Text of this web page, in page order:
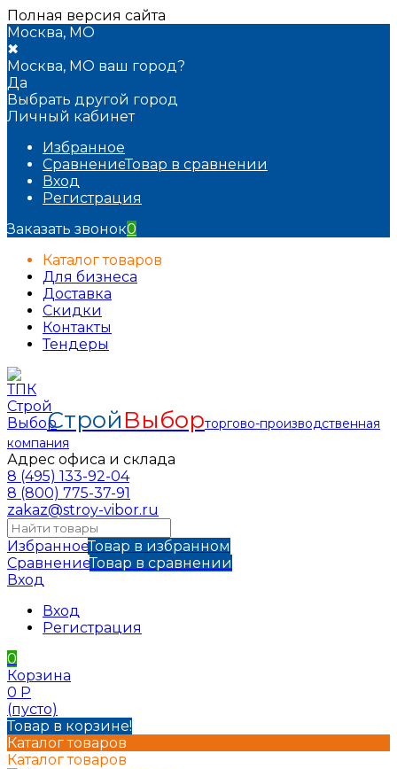
Полная версия сайта
Москва, МО
✖
Москва, МО ваш город?
Да
Выбрать другой город
Личный кабинет
Избранное
СравнениеТовар в сравнении
Вход
Регистрация
Заказать звонок0
Каталог товаров
Для бизнеса
Доставка
Скидки
Контакты
Тендеры
СтройВыборторгово-производственная
компания
Адрес офиса и склада
8 (495) 133-92-04
8 (800) 775-37-91
zakaz@stroy-vibor.ru
ИзбранноеТовар в избранном
СравнениеТовар в сравнении
Вход
Вход
Регистрация
0
Корзина
0 Р
(пусто)
Товар в корзине!
Каталог товаров
Каталог товаров